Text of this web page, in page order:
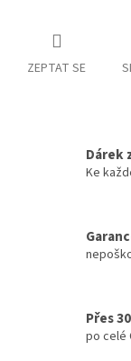
ZEPTAT SE
Dárek
Ke
Přes
po celé